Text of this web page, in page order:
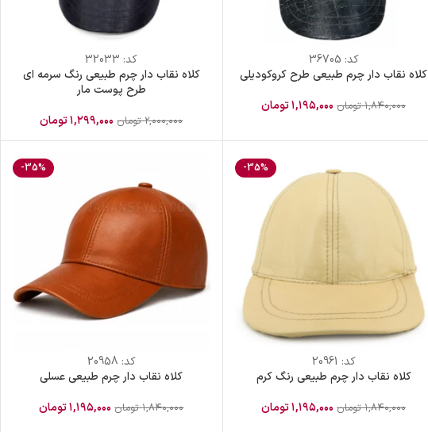
کد: 36705
کلاه نقاب دار چرم طبیعی طرح کروکودیلی
۱,۸۴۰,۰۰۰ تومان ۱,۱۹۵,۰۰۰تومان
کد: 32033
کلاه نقاب دار چرم طبیعی رنگ سرمه ای
طرح پوست مار
۲,۰۰۰,۰۰۰ تومان ۱,۲۹۹,۰۰۰تومان
-35%
کد: 20961
کلاه نقاب دار چرم طبیعی رنگ کرم
۱,۸۴۰,۰۰۰ تومان ۱,۱۹۵,۰۰۰تومان
-35%
کد: 20958
کلاه نقاب دار چرم طبیعی عسلی
۱,۸۴۰,۰۰۰ تومان ۱,۱۹۵,۰۰۰تومان